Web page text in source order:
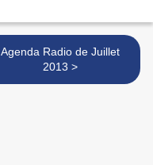
Agenda Radio de Juillet
2013 >